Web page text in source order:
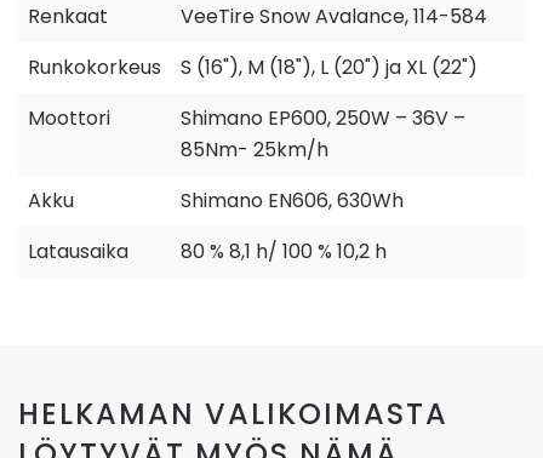
Renkaat
VeeTire Snow Avalance, 114-584
Runkokorkeus
S (16"), M (18"), L (20") ja XL (22")
Moottori
Shimano EP600, 250W – 36V –
85Nm- 25km/h
Akku
Shimano EN606, 630Wh
Latausaika
80 % 8,1 h/ 100 % 10,2 h
HELKAMAN VALIKOIMASTA